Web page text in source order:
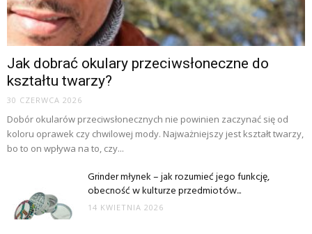
Jak dobrać okulary przeciwsłoneczne do
kształtu twarzy?
30 CZERWCA 2026
Dobór okularów przeciwsłonecznych nie powinien zaczynać się od
koloru oprawek czy chwilowej mody. Najważniejszy jest kształt twarzy,
bo to on wpływa na to, czy...
Grinder młynek – jak rozumieć jego funkcję,
obecność w kulturze przedmiotów...
14 KWIETNIA 2026